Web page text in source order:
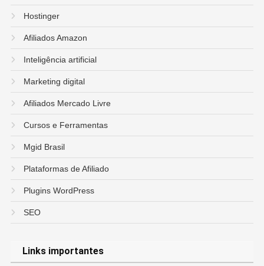
Hostinger
Afiliados Amazon
Inteligência artificial
Marketing digital
Afiliados Mercado Livre
Cursos e Ferramentas
Mgid Brasil
Plataformas de Afiliado
Plugins WordPress
SEO
Links importantes